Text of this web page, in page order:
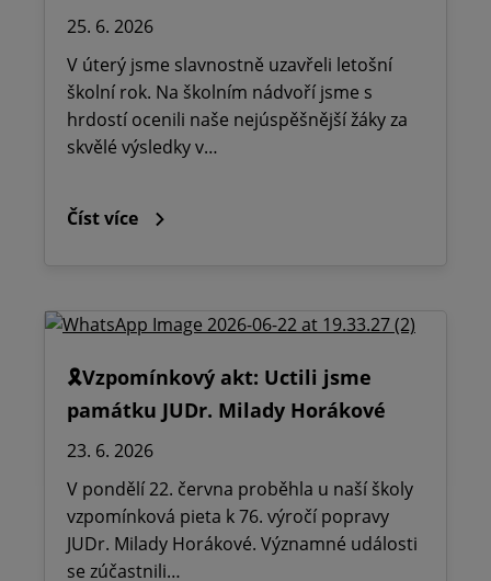
25. 6. 2026
V úterý jsme slavnostně uzavřeli letošní
školní rok. Na školním nádvoří jsme s
hrdostí ocenili naše nejúspěšnější žáky za
skvělé výsledky v…
Číst více
🎗️Vzpomínkový akt: Uctili jsme
památku JUDr. Milady Horákové
23. 6. 2026
V pondělí 22. června proběhla u naší školy
vzpomínková pieta k 76. výročí popravy
JUDr. Milady Horákové. Významné události
se zúčastnili…